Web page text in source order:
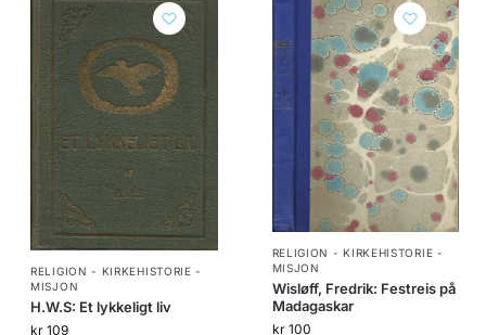
RELIGION - KIRKEHISTORIE -
MISJON
H.W.S: Et lykkeligt liv
kr 109
RELIGION - KIRKEHISTORIE -
MISJON
Wisløff, Fredrik: Festreis på
Madagaskar
kr100